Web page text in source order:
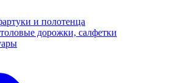
и полотенца
дорожки, салфетки